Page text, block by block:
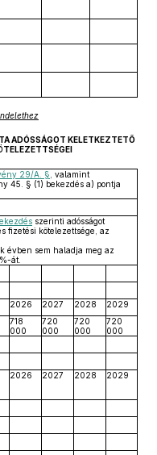
ADÓSSÁGOT KELETKEZTETŐ
29/A. § , valamint
45. § (1) bekezdés a) pontja
szerinti adósságot
fizetési kötelezettsége, az
évben sem haladja meg az
át.
2026 2027 2028
2029
718
000
720
000
720
000
720
000
2026 2027 2028 2029